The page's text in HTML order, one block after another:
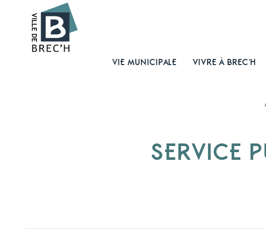
VIE MUNICIPALE VIVRE À BREC’H
SERVICE